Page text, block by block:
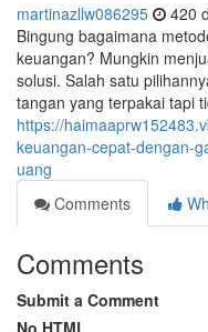
martinazllw086295 420
Bingung bagaimana
keuangan? Mungkin
solusi. Salah satu
tangan yang terpakai tapi
https://
keuangan-cepat-dengan-
uang
Comments
Comments
Submit a Comment
No HTML